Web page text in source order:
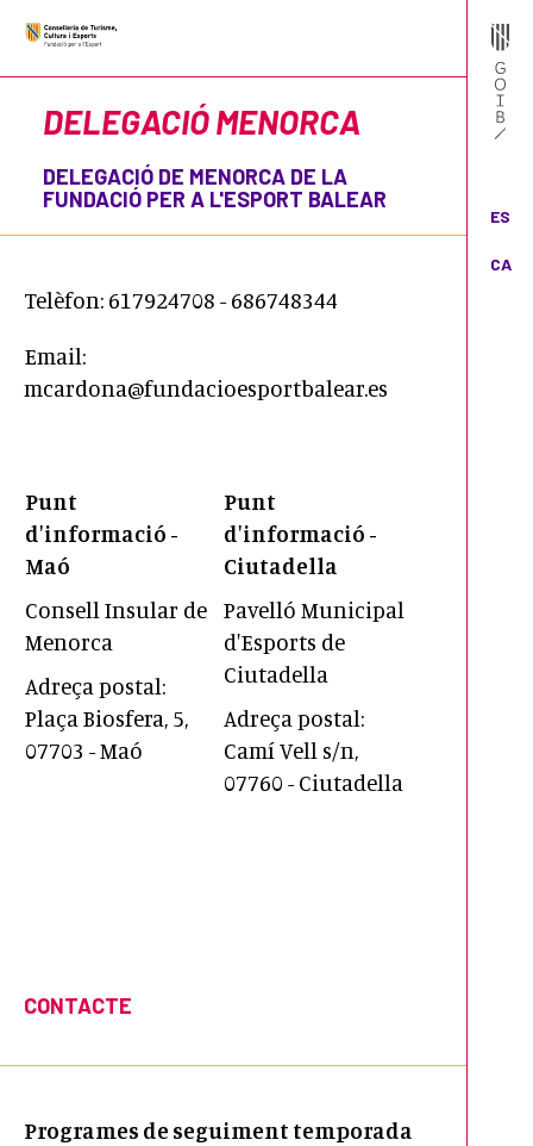
ES
CA
DELEGACIÓ MENORCA
DELEGACIÓ DE MENORCA DE LA
FUNDACIÓ PER A L'ESPORT BALEAR
Telèfon: 617924708 - 686748344
Email:
mcardona@fundacioesportbalear.es
Punt
d'informació -
Maó
Consell Insular de
Menorca
Adreça postal:
Plaça Biosfera, 5,
07703 - Maó
Punt
d'informació -
Ciutadella
Pavelló Municipal
d'Esports de
Ciutadella
Adreça postal:
Camí Vell s/n,
07760 - Ciutadella
CONTACTE
Programes de seguiment temporada